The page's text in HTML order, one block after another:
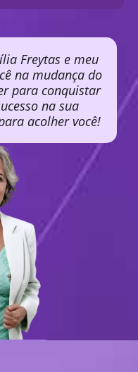
Freytas e meu
na mudança do
para conquistar
na sua
acolher você!